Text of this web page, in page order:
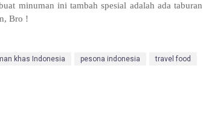
minuman ini tambah spesial adalah ada taburan
Bro !
khas Indonesia pesona indonesia travel food